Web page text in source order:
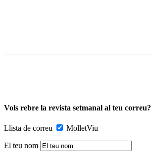
Vols rebre la revista setmanal al teu correu?
Llista de correu MolletViu
El teu nom